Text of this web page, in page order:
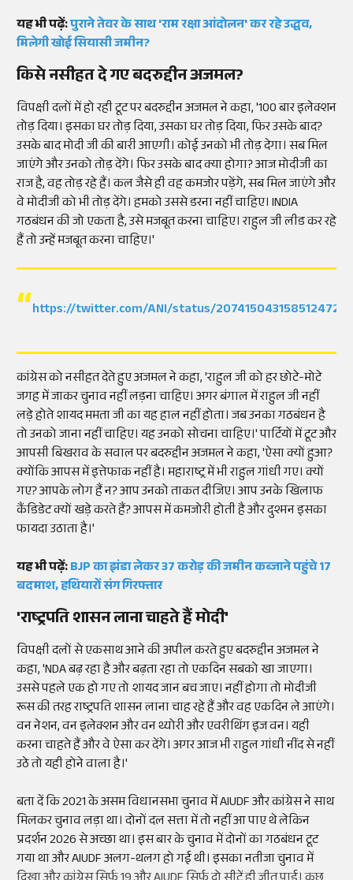
यह भी पढ़ें:पुराने तेवर के साथ 'राम रक्षा आंदोलन' कर रहे उद्धव,
मिलेगी खोई सियासी जमीन?
किसे नसीहत दे गए बदरुद्दीन अजमल?
विपक्षी दलों में हो रही टूट पर बदरुद्दीन अजमल ने कहा, '100 बार इलेक्शन
तोड़ दिया। इसका घर तोड़ दिया, उसका घर तोड़ दिया, फिर उसके बाद?
उसके बाद मोदी जी की बारी आएगी। कोई उनको भी तोड़ देगा। सब मिल
जाएंगे और उनको तोड़ देंगे। फिर उसके बाद क्या होगा? आज मोदीजी का
राज है, वह तोड़ रहे हैं। कल जैसे ही वह कमजोर पड़ेंगे, सब मिल जाएंगे और
वे मोदीजी को भी तोड़ देंगे। हमको उससे डरना नहीं चाहिए। INDIA
गठबंधन की जो एकता है, उसे मजबूत करना चाहिए। राहुल जी लीड कर रहे
हैं तो उन्हें मजबूत करना चाहिए।'
https://twitter.com/ANI/status/2074150431585124726
कांग्रेस को नसीहत देते हुए अजमल ने कहा, 'राहुल जी को हर छोटे-मोटे
जगह में जाकर चुनाव नहीं लड़ना चाहिए। अगर बंगाल में राहुल जी नहीं
लड़े होते शायद ममता जी का यह हाल नहीं होता। जब उनका गठबंधन है
तो उनको जाना नहीं चाहिए। यह उनको सोचना चाहिए।' पार्टियों में टूट और
आपसी बिखराव के सवाल पर बदरुद्दीन अजमल ने कहा, 'ऐसा क्यों हुआ?
क्योंकि आपस में इत्तेफाक नहीं है। महाराष्ट्र में भी राहुल गांधी गए। क्यों
गए? आपके लोग हैं न? आप उनको ताकत दीजिए। आप उनके खिलाफ
कैंडिडेट क्यों खड़े करते हैं? आपस में कमजोरी होती है और दुश्मन इसका
फायदा उठाता है।'
यह भी पढ़ें:BJP का झंडा लेकर 37 करोड़ की जमीन कब्जाने पहुंचे 17
बदमाश, हथियारों संग गिरफ्तार
'राष्ट्रपति शासन लाना चाहते हैं मोदी'
विपक्षी दलों से एकसाथ आने की अपील करते हुए बदरुद्दीन अजमल ने
कहा, 'NDA बढ़ रहा है और बढ़ता रहा तो एकदिन सबको खा जाएगा।
उससे पहले एक हो गए तो शायद जान बच जाए। नहीं होगा तो मोदीजी
रूस की तरह राष्ट्रपति शासन लाना चाह रहे हैं और वह एकदिन ले आएंगे।
वन नेशन, वन इलेक्शन और वन थ्योरी और एवरीथिंग इज वन। यही
करना चाहते हैं और वे ऐसा कर देंगे। अगर आज भी राहुल गांधी नींद से नहीं
उठे तो यही होने वाला है।'
बता दें कि 2021 के असम विधानसभा चुनाव में AIUDF और कांग्रेस ने साथ
मिलकर चुनाव लड़ा था। दोनों दल सत्ता में तो नहीं आ पाए थे लेकिन
प्रदर्शन 2026 से अच्छा था। इस बार के चुनाव में दोनों का गठबंधन टूट
गया था और AIUDF अलग-थलग हो गई थी। इसका नतीजा चुनाव में